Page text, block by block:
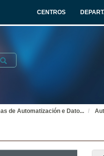
CENTROS
Submit
de Automatización e Dato...